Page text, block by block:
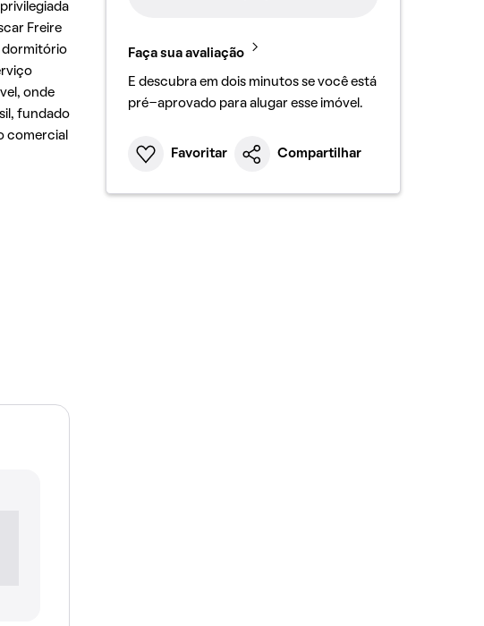
Freire
dormitório
onde
fundado
comercial
Faça sua avaliação
E descubra em dois minutos se você está
pré-aprovado para alugar esse imóvel.
Favoritar Compartilhar